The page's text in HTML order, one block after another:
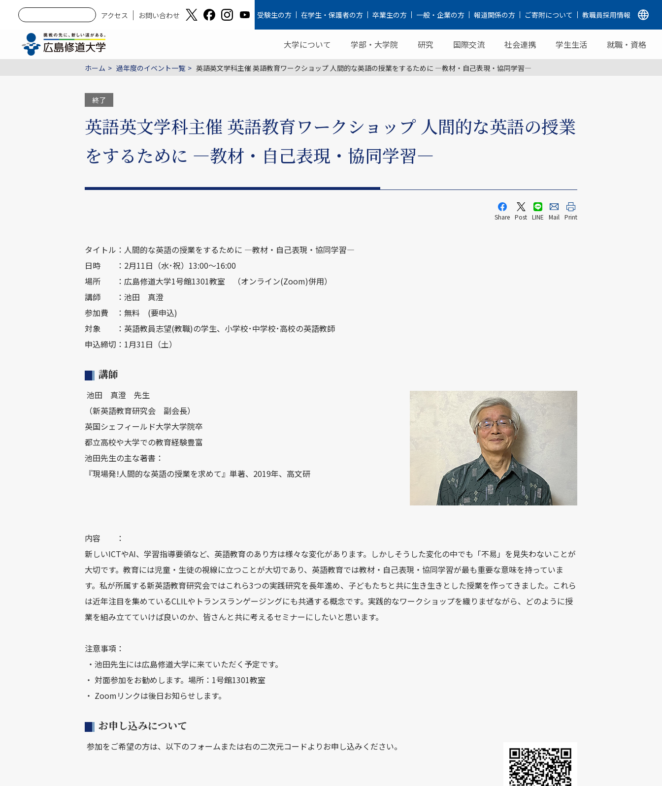
アクセス お問い合わせ 受験生の方 在学生・保護者の方 卒業生の方 一般・企業の方 報道関係の方 ご寄附について 教職員採用情報
大学について 学部・大学院 研究 国際交流 社会連携 学生生活 就職・資格
ホーム 過年度のイベント一覧 英語英文学科主催 英語教育ワークショップ 人間的な英語の授業をするために —教材・自己表現・協同学習—
終了
英語英文学科主催 英語教育ワークショップ 人間的な英語の授業
をするために —教材・自己表現・協同学習—
Share Post LINE Mail Print
タイトル：人間的な英語の授業をするために —教材・自己表現・協同学習—
日時 ：2月11日（水･祝）13:00～16:00
場所 ：広島修道大学1号館1301教室 （オンライン(Zoom)併用）
講師 ：池田 真澄
参加費 ：無料 (要申込)
対象 ：英語教員志望(教職)の学生、小学校･中学校･高校の英語教師
申込締切：1月31日（土）
講師
池田 真澄 先生
（新英語教育研究会 副会長）
英国シェフィールド大学大学院卒
都立高校や大学での教育経験豊富
池田先生の主な著書：
『現場発!人間的な英語の授業を求めて』単著、2019年、高文研
内容 ：
新しいICTやAI、学習指導要領など、英語教育のあり方は様々な変化があります。しかしそうした変化の中でも「不易」を見失わないことが
大切です。教育には児童・生徒の視線に立つことが大切であり、英語教育では教材・自己表現・協同学習が最も重要な意味を持っていま
す。私が所属する新英語教育研究会ではこれら3つの実践研究を長年進め、子どもたちと共に生き生きとした授業を作ってきました。これら
は近年注目を集めているCLILやトランスランゲージングにも共通する概念です。実践的なワークショップを織りまぜながら、どのように授
業を組み立てていけば良いのか、皆さんと共に考えるセミナーにしたいと思います。
注意事項：
・池田先生には広島修道大学に来ていただく予定です。
・ 対面参加をお勧めします。場所：1号館1301教室
・ Zoomリンクは後日お知らせします。
お申し込みについて
参加をご希望の方は、以下のフォームまたは右の二次元コードよりお申し込みください。